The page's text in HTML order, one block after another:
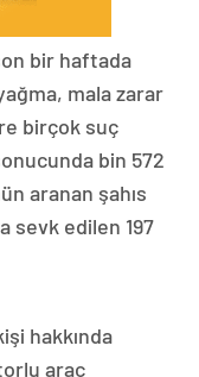
bir haftada
mala zarar
birçok suç
bin 572
aranan şahıs
sevk edilen 197
hakkında
araç